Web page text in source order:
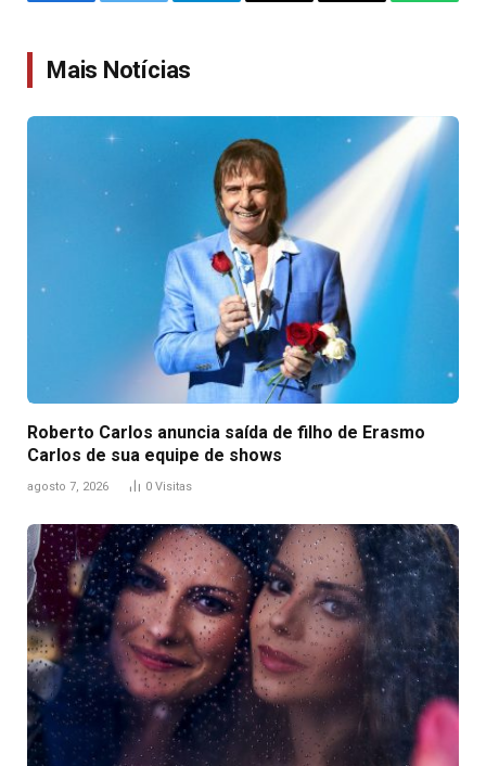
Mais Notícias
Roberto Carlos anuncia saída de filho de Erasmo
Carlos de sua equipe de shows
agosto 7, 2026 0 Visitas